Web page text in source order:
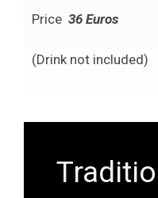
Price 36 Euros
(Drink not included)